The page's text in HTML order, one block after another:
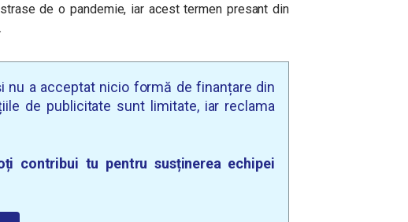
de o pandemie, iar acest termen presant din
nu a acceptat nicio formă de finanțare din
de publicitate sunt limitate, iar reclama
contribui tu pentru susținerea echipei